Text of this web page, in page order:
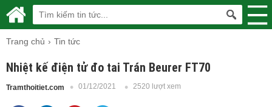
Trang chủ Tin tức
Nhiệt kế điện tử đo tai Trán Beurer FT70
Tramthoitiet.com 01/12/2021 2520 lượt xem